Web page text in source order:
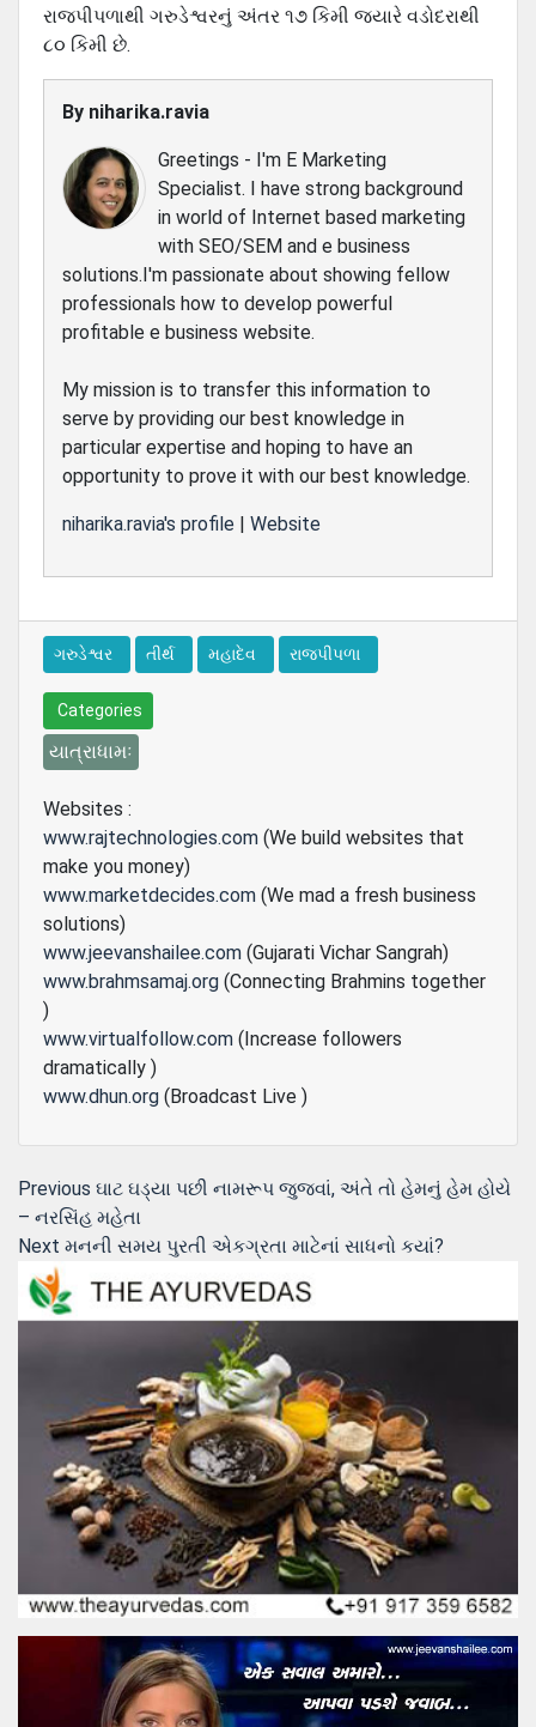
રાજપીપળાથી ગરુડેશ્વરનું અંતર ૧૭ કિમી જયારે વડોદરાથી
૮૦ કિમી છે.
By niharika.ravia
Greetings - I'm E Marketing
Specialist. I have strong background
in world of Internet based marketing
with SEO/SEM and e business
solutions.I'm passionate about showing fellow
professionals how to develop powerful
profitable e business website.
My mission is to transfer this information to
serve by providing our best knowledge in
particular expertise and hoping to have an
opportunity to prove it with our best knowledge.
niharika.ravia's profile | Website
ગરુડેશ્વર તીર્થ મહાદેવ રાજપીપળા
Categories
યાત્રાધામઃ
Websites :
www.rajtechnologies.com (We build websites that
make you money)
www.marketdecides.com (We mad a fresh business
solutions)
www.jeevanshailee.com (Gujarati Vichar Sangrah)
www.brahmsamaj.org (Connecting Brahmins together
)
www.virtualfollow.com (Increase followers
dramatically )
www.dhun.org (Broadcast Live )
Post
navigation
Previous Previous
post:
ઘાટ ઘડ્યા પછી નામરૂપ જુજવાં, અંતે તો હેમનું હેમ હોયે
– નરસિંહ મહેતા
Next Next
મનની સમય પુરતી એકગ્રતા માટેનાં સાધનો કયાં?